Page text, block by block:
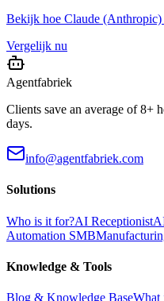
Bekijk hoe Claude (Anthropic)
Vergelijk nu
Agentfabriek
Clients save an average of 8+
days.
info@agentfabriek.com
Solutions
Who is it for?AI Receptionist
Automation SMB
Knowledge & Tools
Blog & Knowledge BaseWhat